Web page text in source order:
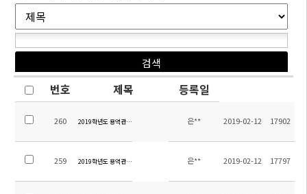
번호 제목 등록일
260 2019학년도 용역관리 입찰 공고 - 청소 은** 2019-02-12 17902
259 2019학년도 용역관리 입찰 공고 - 소방 은** 2019-02-12 17797